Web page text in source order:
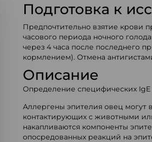
Подготовка к
Предпочтительно взятие крови
часового периода ночного
через 4 часа после последнего
кормлением). Отмена
Описание
Определение специфических
Аллергены эпителия овец могут
контактирующих с животными
накапливаются компоненты
опосредованных реакций на